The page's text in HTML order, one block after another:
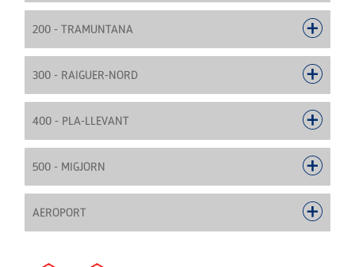
200 - TRAMUNTANA
300 - RAIGUER-NORD
400 - PLA-LLEVANT
500 - MIGJORN
AEROPORT